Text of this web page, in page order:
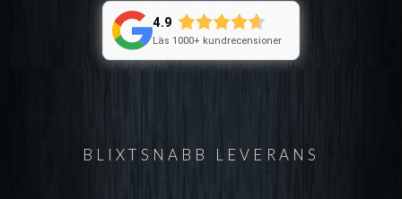
BLIXTSNABB LEVERANS
4.9
Läs 1000+ kundrecensioner